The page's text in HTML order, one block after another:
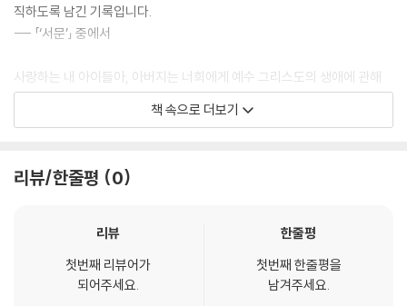
직하도록 남긴 기록입니다.
--- 「‘서문’」 중에서
사랑하는 내 아이들아, 아버지는 너희에게 예수 그리스도의 생애에 관해
꼭 알려 주고 싶단다. 세상을 사는 모든 사람은 그분에 대해 알아야 하기 때
문이지. 지금까지 살았던 사람들 중에서 그처럼 선하고 자비롭고 다정한
--- 「‘제1장’」 중에서
예수께서 가난한 자들 중에 제자를 고른 이유는 천국은 부자뿐만이 아니라
발에 누더기를 걸친 자들을 전혀 차별하지 않으신다는 사실을 알려 주기
위해서였단다. (…) 이 사실은 너희가 어른이 되어서도 절대 잊지 말거라.
책 속으로 더보기
리뷰/한줄평 0
리뷰
첫번째 리뷰어가
되어주세요.
한줄평
첫번째 한줄평을
남겨주세요.